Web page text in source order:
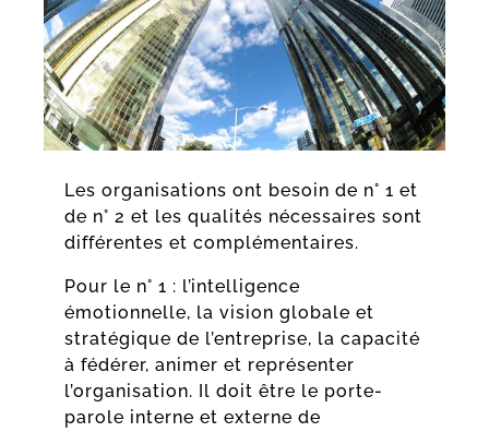
Les organisations ont besoin de n° 1 et
de n° 2 et les qualités nécessaires sont
différentes et complémentaires.
Pour le n° 1 : l’intelligence
émotionnelle, la vision globale et
stratégique de l’entreprise, la capacité
à fédérer, animer et représenter
l’organisation. Il doit être le porte-
parole interne et externe de